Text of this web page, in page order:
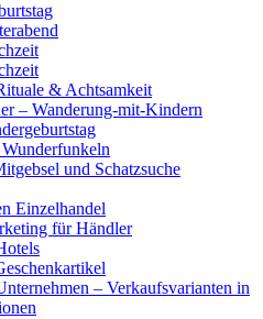
& Achtsamkeit
– Wanderung-mit-Kindern
und Schatzsuche
Einzelhandel
für Händler
– Verkaufsvarianten in